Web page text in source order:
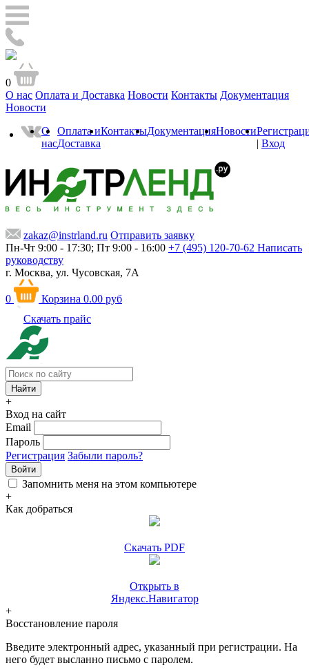
0
О нас Оплата и Доставка Новости Контакты Документация
Новости
О
нас
Оплата и
Доставка
КонтактыДокументацияНовости
| Вход
zakaz@instrland.ru Отправить заявку
Пн-Чт 9:00 - 17:30; Пт 9:00 - 16:00 +7 (495) 120-70-62 Написать
руководству
г. Москва, ул. Чусовская, 7А
0 Корзина 0.00 руб
Скачать прайс
+
Вход на сайт
Email
Пароль
Регистрация Забыли пароль?
Войти
Запомнить меня на этом компьютере
+
Как добраться
Скачать PDF
Открыть в
Яндекс.Навигатор
+
Восстановление пароля
Введите электронный адрес, указанный при регистрации. На
него будет высланно письмо с паролем.